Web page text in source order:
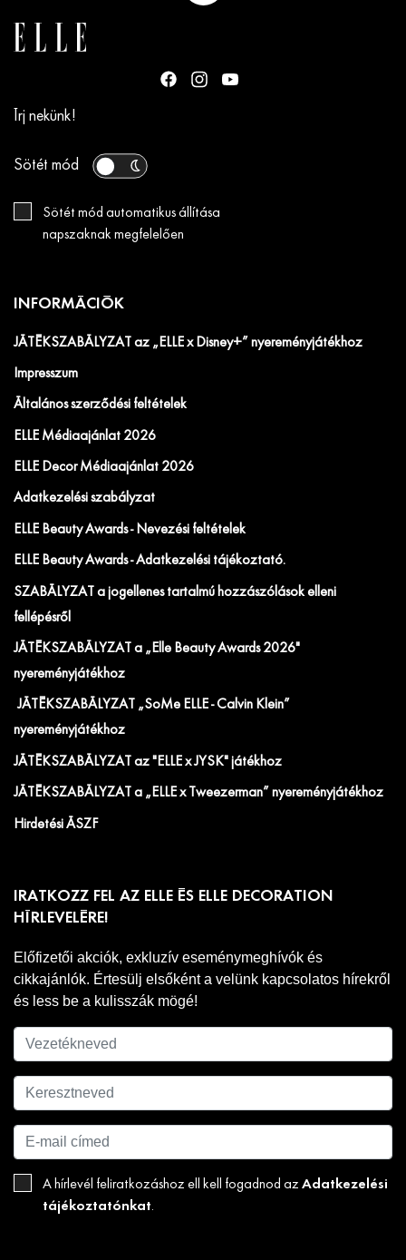
Írj nekünk!
Sötét mód
Sötét mód automatikus állítása
napszaknak megfelelően
INFORMÁCIÓK
JÁTÉKSZABÁLYZAT az „ELLE x Disney+” nyereményjátékhoz
Impresszum
Általános szerződési feltételek
ELLE Médiaajánlat 2026
ELLE Decor Médiaajánlat 2026
Adatkezelési szabályzat
ELLE Beauty Awards - Nevezési feltételek
ELLE Beauty Awards - Adatkezelési tájékoztató.
SZABÁLYZAT a jogellenes tartalmú hozzászólások elleni
fellépésről
JÁTÉKSZABÁLYZAT a „Elle Beauty Awards 2026"
nyereményjátékhoz
JÁTÉKSZABÁLYZAT „SoMe ELLE - Calvin Klein”
nyereményjátékhoz
JÁTÉKSZABÁLYZAT az "ELLE x JYSK" játékhoz
JÁTÉKSZABÁLYZAT a „ELLE x Tweezerman” nyereményjátékhoz
Hirdetési ÁSZF
IRATKOZZ FEL AZ ELLE ÉS ELLE DECORATION
HÍRLEVELÉRE!
Előfizetői akciók, exkluzív eseménymeghívók és
cikkajánlók. Értesülj elsőként a velünk kapcsolatos hírekről
és less be a kulisszák mögé!
A hírlevél feliratkozáshoz ell kell fogadnod az Adatkezelési
tájékoztatónkat.